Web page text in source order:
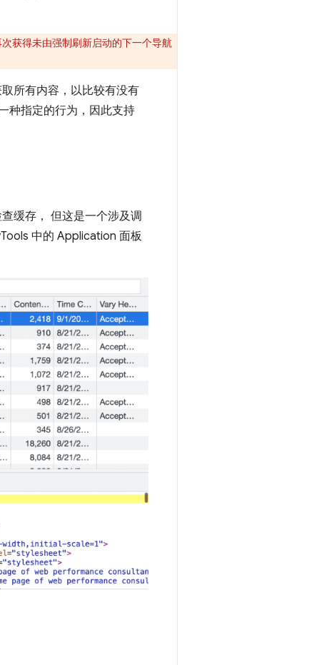
获得未由强制刷新启动的下一个导航
所有内容，以比较有没有
种指定的行为，因此支持
缓存， 但这是一个涉及调
中的 Application 面板